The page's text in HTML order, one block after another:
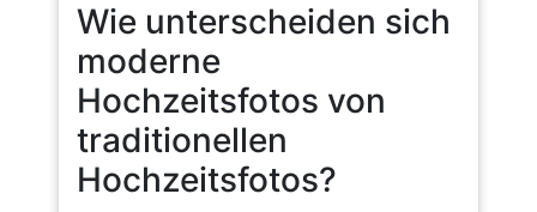
Wie unterscheiden sich
moderne
Hochzeitsfotos von
traditionellen
Hochzeitsfotos?